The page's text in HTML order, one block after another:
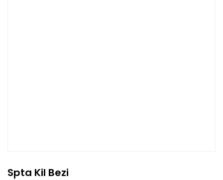
Spta Kil Bezi